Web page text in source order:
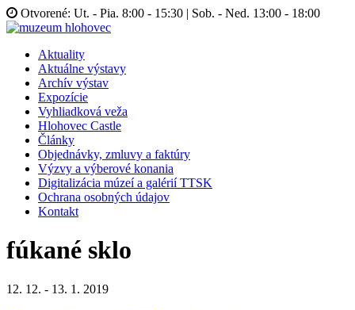
Otvorené: Ut. - Pia. 8:00 - 15:30 | Sob. - Ned. 13:00 - 18:00
Aktuality
Aktuálne výstavy
Archív výstav
Expozície
Vyhliadková veža
Hlohovec Castle
Články
Objednávky, zmluvy a faktúry
Výzvy a výberové konania
Digitalizácia múzeí a galérií TTSK
Ochrana osobných údajov
Kontakt
fúkané sklo
12. 12. - 13. 1. 2019